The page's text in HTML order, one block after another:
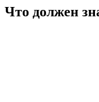
Что должен